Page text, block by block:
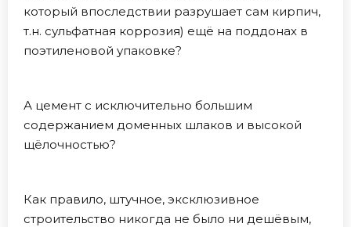
который впоследствии разрушает сам кирпич,
т.н. сульфатная коррозия) ещё на поддонах в
поэтиленовой упаковке?
А цемент с исключительно большим
содержанием доменных шлаков и высокой
щёлочностью?
Как правило, штучное, эксклюзивное
строительство никогда не было ни дешёвым,